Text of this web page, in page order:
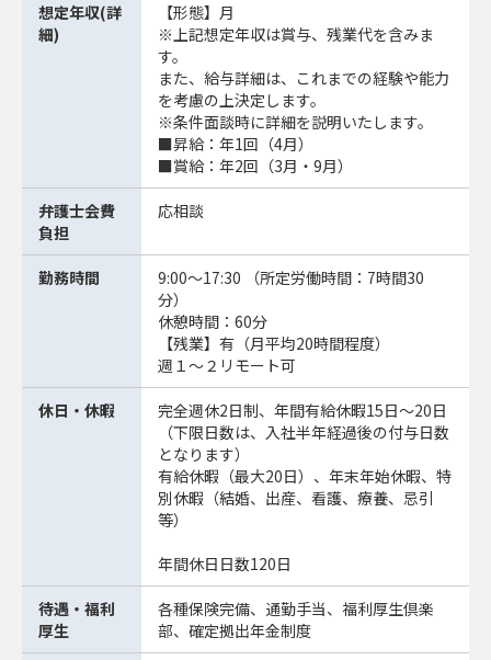
想定年収(詳
細)
【形態】月
※上記想定年収は賞与、残業代を含みま
す。
また、給与詳細は、これまでの経験や能力
を考慮の上決定します。
※条件面談時に詳細を説明いたします。
■昇給：年1回（4月）
■賞給：年2回（3月・9月）
弁護士会費
負担
応相談
勤務時間
9:00～17:30 （所定労働時間：7時間30
分）
休憩時間：60分
【残業】有（月平均20時間程度）
週１～２リモート可
休日・休暇
完全週休2日制、年間有給休暇15日～20日
（下限日数は、入社半年経過後の付与日数
となります）
有給休暇（最大20日）、年末年始休暇、特
別休暇（結婚、出産、看護、療養、忌引
等）
年間休日日数120日
待遇・福利
厚生
各種保険完備、通勤手当、福利厚生倶楽
部、確定拠出年金制度